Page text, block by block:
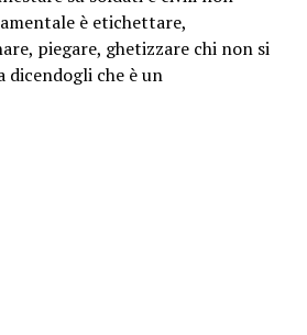
è etichettare,
piegare, ghetizzare chi non si
che è un